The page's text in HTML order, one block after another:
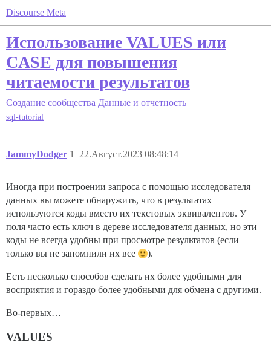
Discourse Meta
Использование VALUES или
CASE для повышения
читаемости результатов
Создание сообщества Данные и отчетность
sql-tutorial
JammyDodger 22.Август.2023 08:48:14
1
Иногда при построении запроса с помощью исследователя
данных вы можете обнаружить, что в результатах
используются коды вместо их текстовых эквивалентов. У
поля часто есть ключ в дереве исследователя данных, но эти
коды не всегда удобны при просмотре результатов (если
только вы не запомнили их все
).
Есть несколько способов сделать их более удобными для
восприятия и гораздо более удобными для обмена с другими.
Во-первых…
VALUES